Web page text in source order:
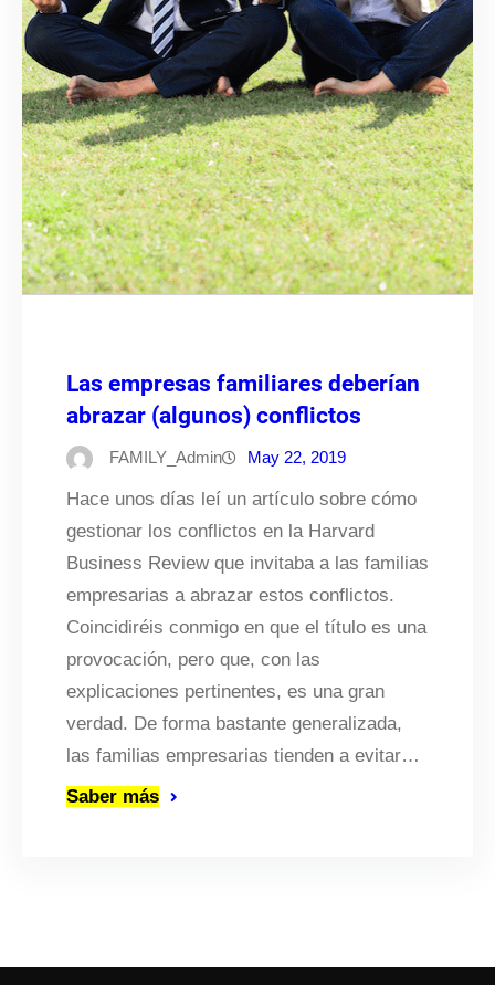
Las empresas familiares deberían
abrazar (algunos) conflictos
FAMILY_Admin May 22, 2019
Hace unos días leí un artículo sobre cómo
gestionar los conflictos en la Harvard
Business Review que invitaba a las familias
empresarias a abrazar estos conflictos.
Coincidiréis conmigo en que el título es una
provocación, pero que, con las
explicaciones pertinentes, es una gran
verdad. De forma bastante generalizada,
las familias empresarias tienden a evitar…
Saber más